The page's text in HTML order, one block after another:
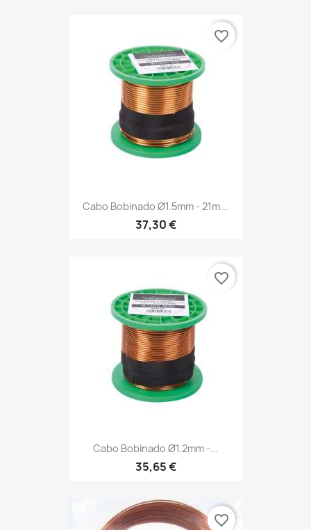
Cabo Bobinado Ø1.5mm - 21m...
37,30 €
favorite_border
Cabo Bobinado Ø1.2mm -...
35,65 €
favorite_border
favorite_border